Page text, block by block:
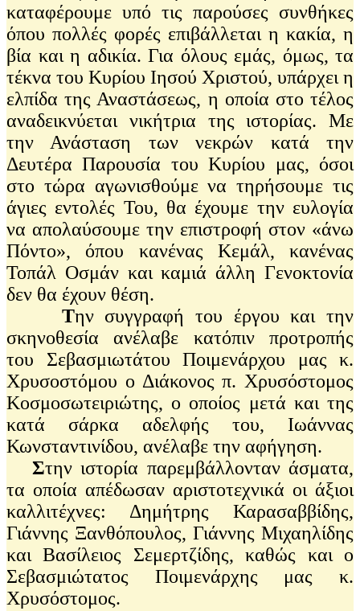
καταφέρουμε υπό τις παρούσες συνθήκες
όπου πολλές φορές επιβάλλεται η κακία, η
βία και η αδικία. Για όλους εμάς, όμως, τα
τέκνα του Κυρίου Ιησού Χριστού, υπάρχει η
ελπίδα της Αναστάσεως, η οποία στο τέλος
αναδεικνύεται νικήτρια της ιστορίας. Με
την Ανάσταση των νεκρών κατά την
Δευτέρα Παρουσία του Κυρίου μας, όσοι
στο τώρα αγωνισθούμε να τηρήσουμε τις
άγιες εντολές Του, θα έχουμε την ευλογία
να απολαύσουμε την επιστροφή στον «άνω
Πόντο», όπου κανένας Κεμάλ, κανένας
Τοπάλ Οσμάν και καμιά άλλη Γενοκτονία
δεν θα έχουν θέση.
Την συγγραφή του έργου και την
σκηνοθεσία ανέλαβε κατόπιν προτροπής
του Σεβασμιωτάτου Ποιμενάρχου μας κ.
Χρυσοστόμου ο Διάκονος π. Χρυσόστομος
Κοσμοσωτειριώτης, ο οποίος μετά και της
κατά σάρκα αδελφής του, Ιωάννας
Κωνσταντινίδου, ανέλαβε την αφήγηση.
Στην ιστορία παρεμβάλλονταν άσματα,
τα οποία απέδωσαν αριστοτεχνικά οι άξιοι
καλλιτέχνες: Δημήτρης Καρασαββίδης,
Γιάννης Ξανθόπουλος, Γιάννης Μιχαηλίδης
και Βασίλειος Σεμερτζίδης, καθώς και ο
Σεβασμιώτατος Ποιμενάρχης μας κ.
Χρυσόστομος.